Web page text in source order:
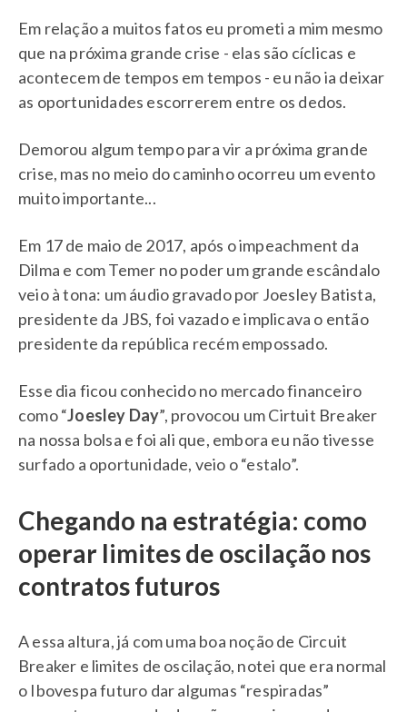
Em relação a muitos fatos eu prometi a mim mesmo
que na próxima grande crise - elas são cíclicas e
acontecem de tempos em tempos - eu não ia deixar
as oportunidades escorrerem entre os dedos.
Demorou algum tempo para vir a próxima grande
crise, mas no meio do caminho ocorreu um evento
muito importante...
Em 17 de maio de 2017, após o impeachment da
Dilma e com Temer no poder um grande escândalo
veio à tona: um áudio gravado por Joesley Batista,
presidente da JBS, foi vazado e implicava o então
presidente da república recém empossado.
Esse dia ficou conhecido no mercado financeiro
como “Joesley Day”, provocou um Cirtuit Breaker
na nossa bolsa e foi ali que, embora eu não tivesse
surfado a oportunidade, veio o “estalo”.
Chegando na estratégia: como
operar limites de oscilação nos
contratos futuros
A essa altura, já com uma boa noção de Circuit
Breaker e limites de oscilação, notei que era normal
o Ibovespa futuro dar algumas “respiradas”